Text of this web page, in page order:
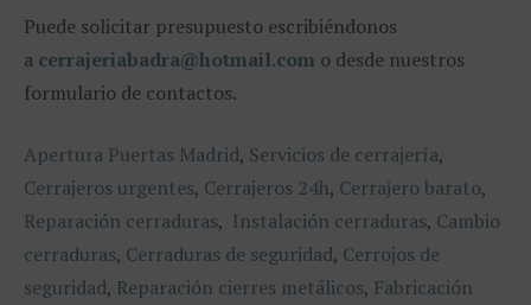
Puede solicitar presupuesto escribiéndonos
a cerrajeriabadra@hotmail.com o desde nuestros
formulario de contactos.
Apertura Puertas Madrid, Servicios de cerrajería,
Cerrajeros urgentes, Cerrajeros 24h, Cerrajero barato,
Reparación cerraduras, Instalación cerraduras, Cambio
cerraduras, Cerraduras de seguridad, Cerrojos de
seguridad, Reparación cierres metálicos, Fabricación